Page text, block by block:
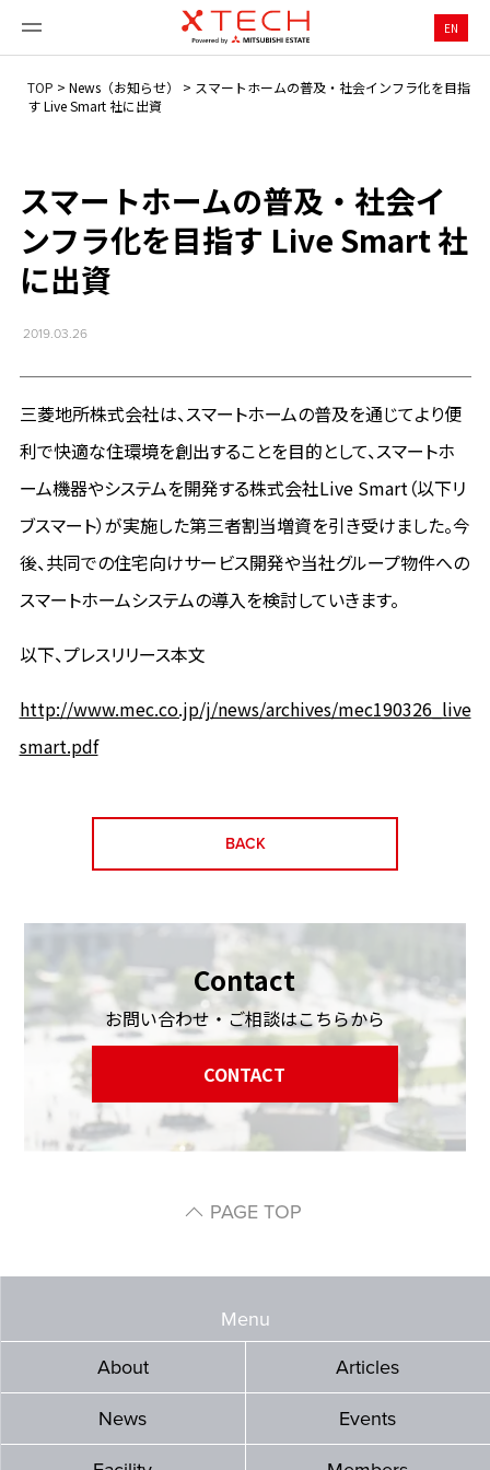
EN
TOP > News（お知らせ） > スマートホームの普及・社会インフラ化を⽬指
す Live Smart 社に出資
スマートホームの普及・社会イ
ンフラ化を⽬指す Live Smart 社
に出資
2019.03.26
三菱地所株式会社は、スマートホームの普及を通じてより便
利で快適な住環境を創出することを目的として、スマートホ
ーム機器やシステムを開発する株式会社Live Smart（以下リ
ブスマート）が実施した第三者割当増資を引き受けました。今
後、共同での住宅向けサービス開発や当社グループ物件への
スマートホームシステムの導入を検討していきます。
以下、プレスリリース本文
http://www.mec.co.jp/j/news/archives/mec190326_live
smart.pdf
BACK
Contact
お問い合わせ・ご相談はこちらから
CONTACT
PAGE TOP
Menu
About
Articles
News Events